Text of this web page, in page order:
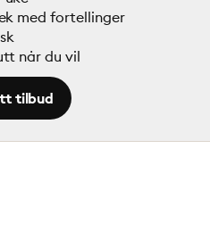
med fortellinger
når du vil
tilbud